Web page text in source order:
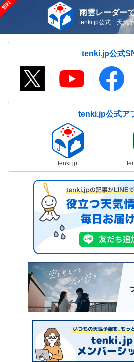
雨雲レーダー
tenki.jp公式 天気予
tenki.jp公式
tenki.jp公式ア
tenki.jp